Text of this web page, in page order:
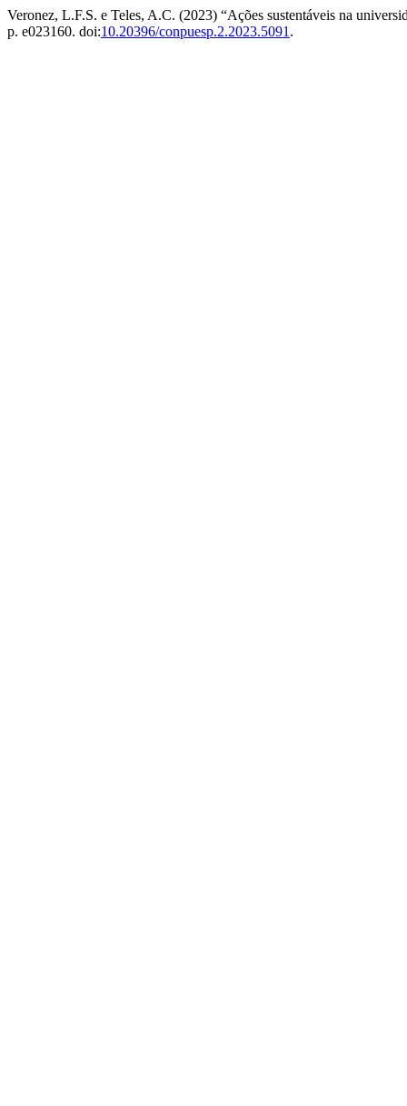
Veronez, L.F.S. e Teles, A.C. (2023) “Ações sustentáveis na
p. e023160. doi:10.20396/conpuesp.2.2023.5091 .